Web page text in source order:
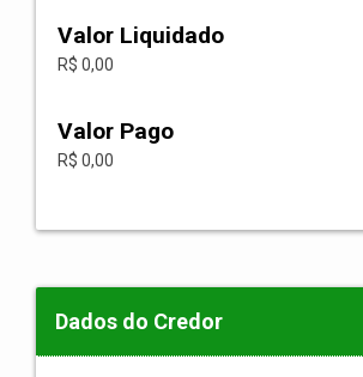
Valor Liquidado
R$ 0,00
Valor Pago
R$ 0,00
Dados do Credor